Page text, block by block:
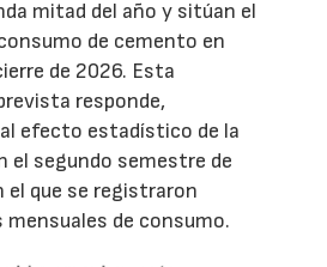
mitad del año y sitúan el
de cemento en
de 2026. Esta
responde,
efecto estadístico de la
el segundo semestre de
el que se registraron
mensuales de consumo.